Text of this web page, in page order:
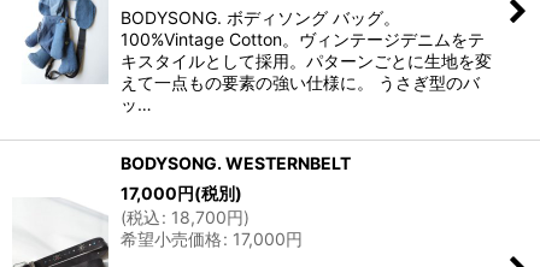
BODYSONG. ボディソング バッグ。
100%Vintage Cotton。ヴィンテージデニムをテ
キスタイルとして採用。パターンごとに生地を変
えて一点もの要素の強い仕様に。 うさぎ型のバ
ッ…
BODYSONG. WESTERNBELT
17,000円(税別)
(税込: 18,700円)
希望小売価格: 17,000円